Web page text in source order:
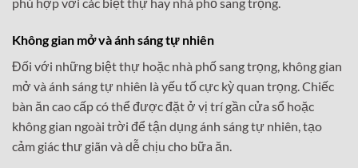
Không gian mở và ánh sáng tự nhiên
Đối với những biệt thự hoặc nhà phố sang trọng, không gian
mở và ánh sáng tự nhiên là yếu tố cực kỳ quan trọng. Chiếc
bàn ăn cao cấp có thể được đặt ở vị trí gần cửa sổ hoặc
không gian ngoài trời để tận dụng ánh sáng tự nhiên, tạo
cảm giác thư giãn và dễ chịu cho bữa ăn.